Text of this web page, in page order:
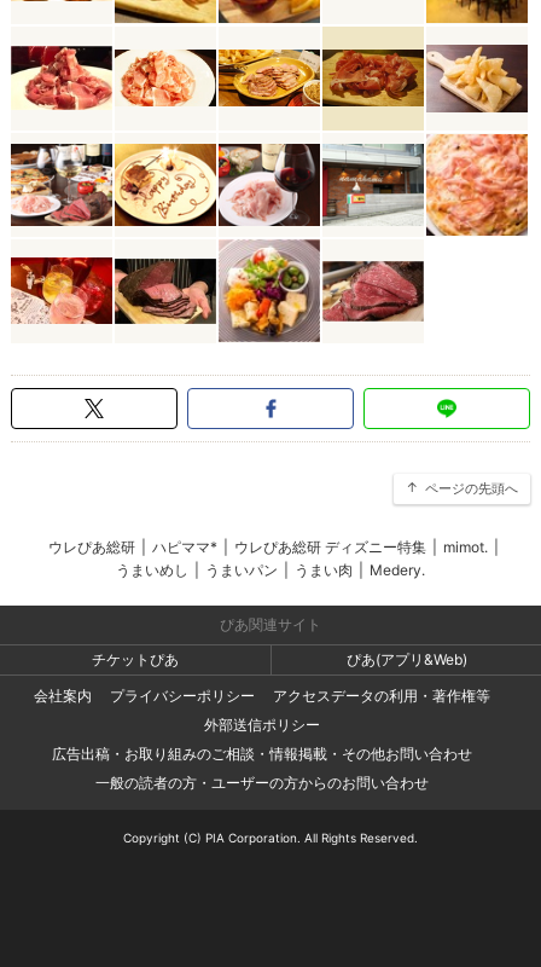
ページの先頭へ
ウレぴあ総研 ハピママ* ウレぴあ総研 ディズニー特集 mimot.
うまいめし
うまいパン うまい肉 Medery.
ぴあ関連サイト
チケットぴあ
ぴあ(アプリ&Web)
会社案内
プライバシーポリシー
アクセスデータの利用・著作権等
外部送信ポリシー
広告出稿・お取り組みのご相談・情報掲載・その他お問い合わせ
一般の読者の方・ユーザーの方からのお問い合わせ
Copyright (C) PIA Corporation. All Rights Reserved.